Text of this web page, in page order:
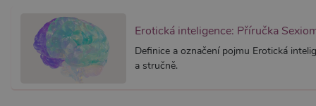
Erotická inteligence: Příručka
Definice a označení pojmu Erotická
a stručně.